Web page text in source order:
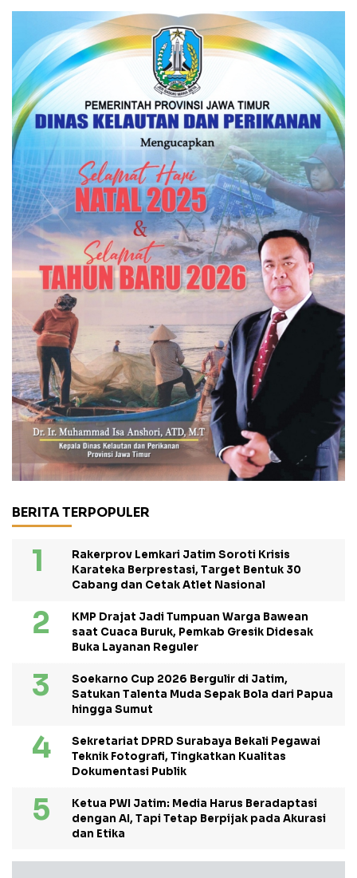
BERITA TERPOPULER
Rakerprov Lemkari Jatim Soroti Krisis
Karateka Berprestasi, Target Bentuk 30
Cabang dan Cetak Atlet Nasional
KMP Drajat Jadi Tumpuan Warga Bawean
saat Cuaca Buruk, Pemkab Gresik Didesak
Buka Layanan Reguler
Soekarno Cup 2026 Bergulir di Jatim,
Satukan Talenta Muda Sepak Bola dari Papua
hingga Sumut
Sekretariat DPRD Surabaya Bekali Pegawai
Teknik Fotografi, Tingkatkan Kualitas
Dokumentasi Publik
Ketua PWI Jatim: Media Harus Beradaptasi
dengan AI, Tapi Tetap Berpijak pada Akurasi
dan Etika